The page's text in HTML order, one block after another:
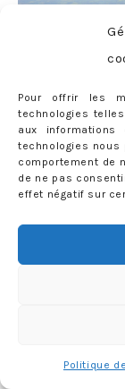
Pour offrir les
technologies
aux
technologies nous
comportement de
de ne pas
effet négatif sur
Politique